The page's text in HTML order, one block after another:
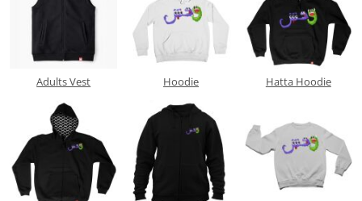
Adults Vest Hoodie Hatta Hoodie